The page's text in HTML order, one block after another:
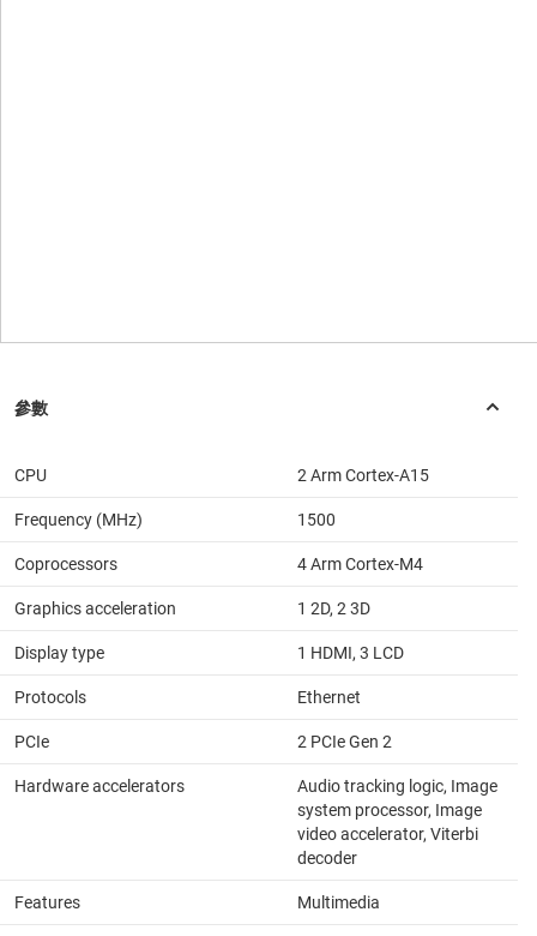
CPU 2 Arm Cortex-A15
Frequency (MHz) 1500
Coprocessors 4 Arm Cortex-M4
Graphics acceleration 1 2D, 2 3D
Display type 1 HDMI, 3 LCD
Protocols Ethernet
PCIe 2 PCIe Gen 2
Hardware accelerators
Audio tracking logic, Image
system processor, Image
video accelerator, Viterbi
decoder
Features Multimedia